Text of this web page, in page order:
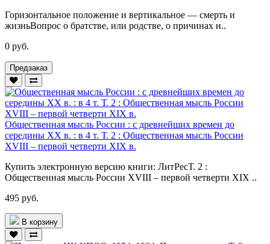
Горизонтальное положение и вертикальное — смерть и
жизньВопрос о братстве, или родстве, о причинах н..
0 руб.
Предзаказ
Общественная мысль России : с древнейших времен до
середины ХХ в. : в 4 т. Т. 2 : Общественная мысль России
XVIII – первой четверти XIX в.
Купить электронную версию книги: ЛитРесТ. 2 :
Общественная мысль России XVIII – первой четверти XIX ..
495 руб.
В корзину